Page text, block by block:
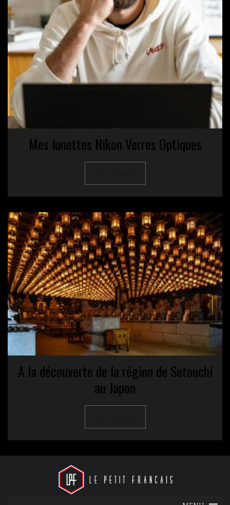
Mes lunettes Nikon Verres Optiques
A la découverte de la région de Setouchi
au Japon